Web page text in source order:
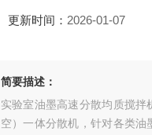
更新时间： 2026-01-07
简要描述：
实验室油墨高速分散均质搅
空）一体分散机，针对各类